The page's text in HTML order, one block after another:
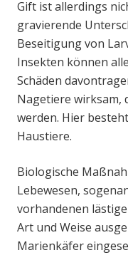
Gift ist allerdings
gravierende
Beseitigung von
Insekten können
Schäden
Nagetiere wirksam,
werden. Hier
Haustiere.
Biologische
Lebewesen,
vorhandenen
Art und Weise
Marienkäfer